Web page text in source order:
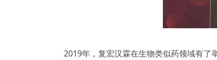
2019年，复宏汉霖在生物类似药领域有